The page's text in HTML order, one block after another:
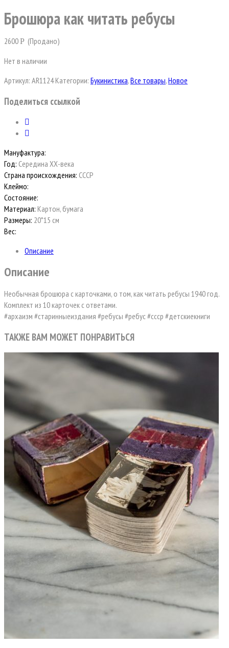
Брошюра как читать ребусы
2600Р (Продано)
Нет в наличии
Артикул: AR1124 Категории: Букинистика,Все товары,Новое
Поделиться ссылкой
Мануфактура:
Год: Середина ХХ-века
Страна происхождения: СССР
Клеймо:
Состояние:
Материал: Картон, бумага
Размеры: 20*15 см
Вес:
Описание
Описание
Необычная брошюра с карточками, о том, как читать ребусы 1940 год.
Комплект из 10 карточек с ответами.
#архаизм #старинныеиздания #ребусы #ребус #ссср #детскиекниги
ТАКЖЕ ВАМ МОЖЕТ ПОНРАВИТЬСЯ